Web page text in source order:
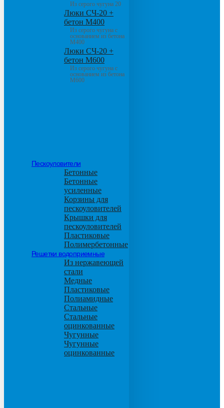
Из серого чугуна 20
Люки СЧ-20 +
бетон М400
Из серого чугуна с
основанием из бетона
М400
Люки СЧ-20 +
бетон М600
Из серого чугуна с
основанием из бетона
М600
Пескоуловители
Бетонные
Бетонные
усиленные
Корзины для
пескоуловителей
Крышки для
пескоуловителей
Пластиковые
Полимербетонные
Решетки водоприемные
Из нержавеющей
стали
Медные
Пластиковые
Полиамидные
Стальные
Стальные
оцинкованные
Чугунные
Чугунные
оцинкованные